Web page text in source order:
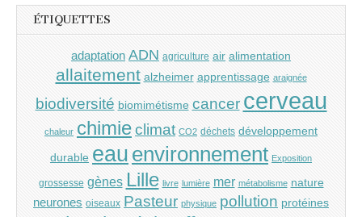
ÉTIQUETTES
adaptation ADN agriculture air alimentation
allaitement alzheimer apprentissage araignée
biodiversité biomimétisme cancer cerveau
chaleur chimieclimat CO2 déchets développement
durable eau environnement Exposition
grossesse gènes Lille livre lumière mer métabolisme nature
neurones oiseaux Pasteur physique pollution protéines